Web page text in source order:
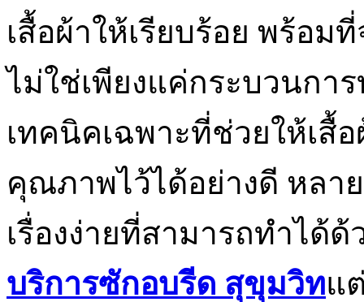
เสื้อผ้าให้เรียบร้อย พร้อ
ไม่ใช่เพียงแค่กระบวนกา
เทคนิคเฉพาะที่ช่วยให้เสื้
คุณภาพไว้ได้อย่างดี หลา
เรื่องง่ายที่สามารถทำได้
บริการซักอบรีด สุขุมวิทแ